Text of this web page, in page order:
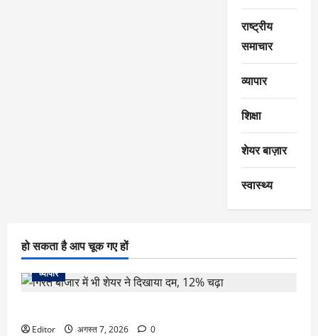
राष्ट्रीय
समाचार
व्यापार
शिक्षा
शेयर बाज़ार
स्वास्थ्य
हो सकता है आप चूक गए हों
व्यापार
Editor अगस्त 7, 2026 0